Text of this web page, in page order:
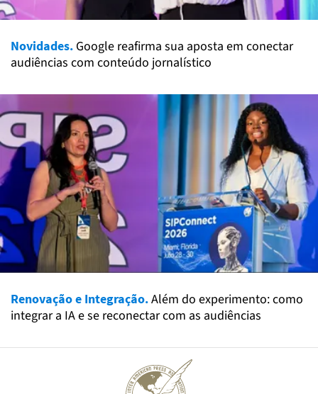
Novidades. Google reafirma sua aposta em conectar
audiências com conteúdo jornalístico
Renovação e Integração.Além do experimento: como
integrar a IA e se reconectar com as audiências